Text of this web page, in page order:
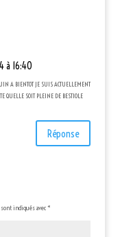
à 16:40
A BIENTOT JE SUIS ACTUELLEMENT
QUELLE SOIT PLEINE DE BESTIOLE
Réponse
indiqués avec*